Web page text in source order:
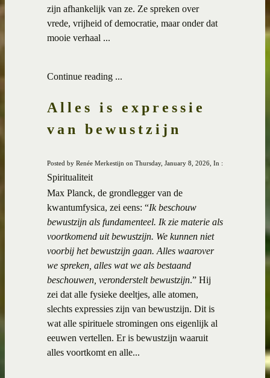
zijn afhankelijk van ze. Ze spreken over
vrede, vrijheid of democratie, maar onder dat
mooie verhaal ...
Continue reading ...
Alles is expressie
van bewustzijn
Posted by Renée Merkestijn on Thursday, January 8, 2026, In :
Spiritualiteit
Max Planck, de grondlegger van de
kwantumfysica, zei eens: “Ik beschouw
bewustzijn als fundamenteel. Ik zie materie als
voortkomend uit bewustzijn. We kunnen niet
voorbij het bewustzijn gaan. Alles waarover
we spreken, alles wat we als bestaand
beschouwen, veronderstelt bewustzijn.” Hij
zei dat alle fysieke deeltjes, alle atomen,
slechts expressies zijn van bewustzijn. Dit is
wat alle spirituele stromingen ons eigenlijk al
eeuwen vertellen. Er is bewustzijn waaruit
alles voortkomt en alle...